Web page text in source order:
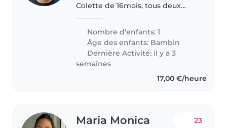
Colette de 16mois, tous deux
Nombre d'enfants: 1
Âge des enfants: Bambin
Dernière Activité: il y a 3
semaines
17,00 €/heure
Maria Monica 23